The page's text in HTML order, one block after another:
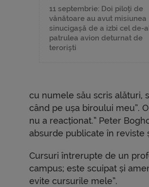
11 septembrie: Doi piloți de
vânătoare au avut misiunea
sinucigașă de a izbi cel de-
patrulea avion deturnat de
teroriști
cu numele său scris alături,
când pe ușa biroului meu”.
nu a reacționat.” Peter
absurde publicate în reviste
Cursuri întrerupte de un
campus; este scuipat și
evite cursurile mele”.